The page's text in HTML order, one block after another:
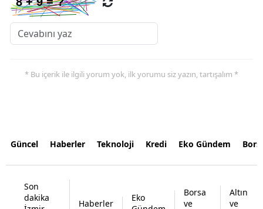
* Bu içerik ile ilgili yorum yok, ilk yorumu siz yazın, tartışalım *
Güncel Haberler Teknoloji Kredi Eko Gündem
Son
dakika
Haberler
Eko
Borsa
ve
Altın
ve